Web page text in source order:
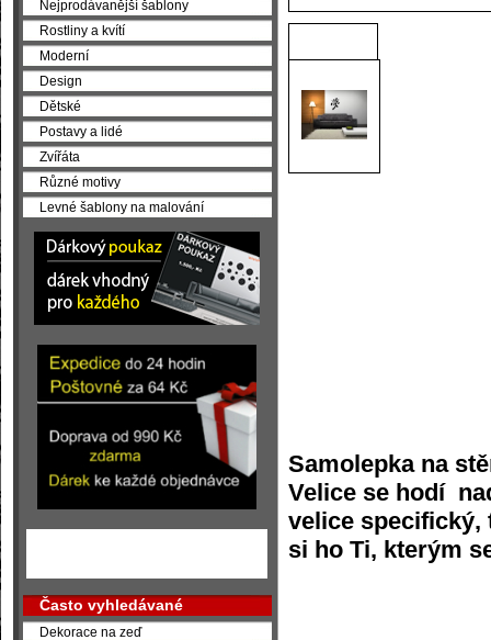
Samolepka na
Velice se hodí
velice specifický,
si ho Ti, kterým
Nejprodávanější šablony
Rostliny a kvítí
Moderní
Design
Dětské
Postavy a lidé
Zvířáta
Různé motivy
Levné šablony na malování
Často vyhledávané
Dekorace na zeď